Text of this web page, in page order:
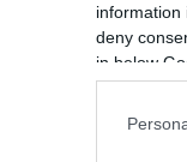
information
deny
in below